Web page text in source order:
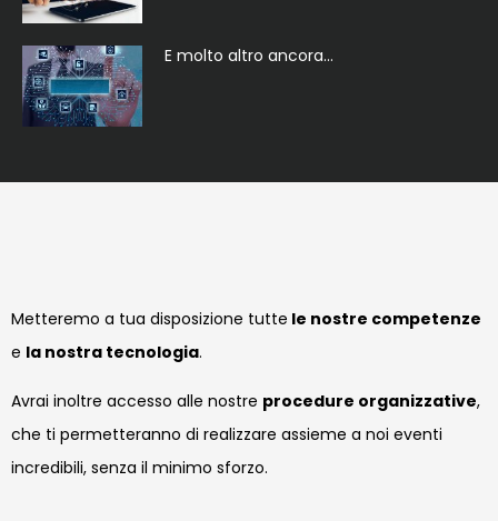
E molto altro ancora…
Metteremo a tua disposizione tutte le nostre competenze
e la nostra tecnologia.
Avrai inoltre accesso alle nostre procedure organizzative,
che ti permetteranno di realizzare assieme a noi eventi
incredibili, senza il minimo sforzo.